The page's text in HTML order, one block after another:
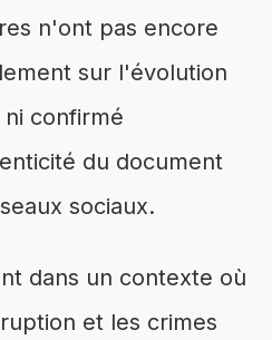
n'ont pas encore
sur l'évolution
confirmé
du document
sociaux.
dans un contexte où
et les crimes